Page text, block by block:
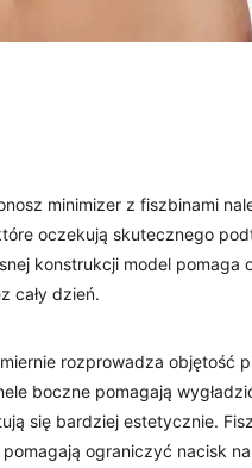
minimizer z fiszbinami
oczekują skutecznego
konstrukcji model
cały dzień.
rozprowadza objętość
boczne pomagają
się bardziej estetycznie.
ograniczyć nacisk